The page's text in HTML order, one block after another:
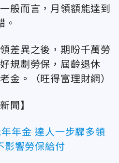
般而言，月領額能達到
。
差異之後，期盼千萬勞
規劃勞保，屆齡退休
金。（旺得富理財網）
聞】
年金 達人一步驟多領
影響勞保給付